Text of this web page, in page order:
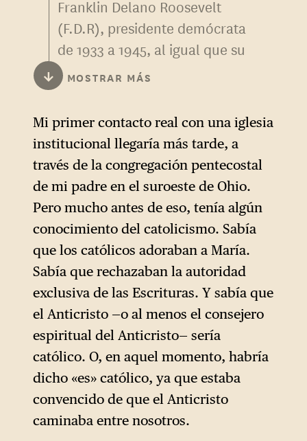
Franklin Delano Roosevelt
(F.D.R), presidente demócrata
de 1933 a 1945, al igual que su
sucesor Harry S. Truman
(1945-1953, también
demócrata), es recordado
como una figura audaz
gracias a sus políticas sociales
—elNew Deal— tanto como
una referencia consensuada
como vencedor de la Segunda
Guerra Mundial. J.D. Vance
parece sugerir que ningún
demócrata desde ellos ha
conseguido ser tan popular.
↓ MOSTRAR MÁS
Mi primer contacto real con una iglesia
institucional llegaría más tarde, a
través de la congregación pentecostal
de mi padre en el suroeste de Ohio.
Pero mucho antes de eso, tenía algún
conocimiento del catolicismo. Sabía
que los católicos adoraban a María.
Sabía que rechazaban la autoridad
exclusiva de las Escrituras. Y sabía que
el Anticristo —o al menos el consejero
espiritual del Anticristo— sería
católico. O, en aquel momento, habría
dicho «es» católico, ya que estaba
convencido de que el Anticristo
caminaba entre nosotros.